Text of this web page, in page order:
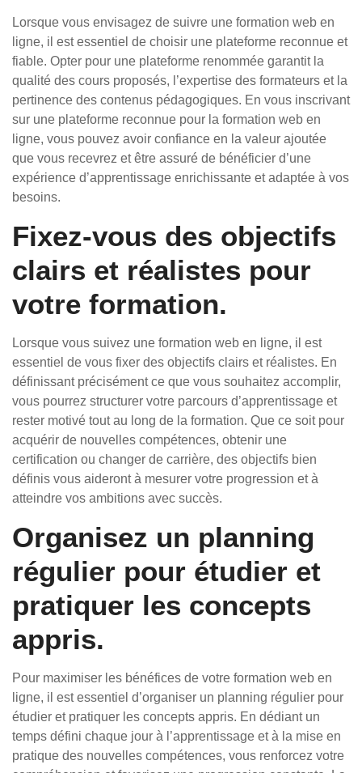
Lorsque vous envisagez de suivre une formation web en
ligne, il est essentiel de choisir une plateforme reconnue et
fiable. Opter pour une plateforme renommée garantit la
qualité des cours proposés, l’expertise des formateurs et la
pertinence des contenus pédagogiques. En vous inscrivant
sur une plateforme reconnue pour la formation web en
ligne, vous pouvez avoir confiance en la valeur ajoutée
que vous recevrez et être assuré de bénéficier d’une
expérience d’apprentissage enrichissante et adaptée à vos
besoins.
Fixez-vous des objectifs
clairs et réalistes pour
votre formation.
Lorsque vous suivez une formation web en ligne, il est
essentiel de vous fixer des objectifs clairs et réalistes. En
définissant précisément ce que vous souhaitez accomplir,
vous pourrez structurer votre parcours d’apprentissage et
rester motivé tout au long de la formation. Que ce soit pour
acquérir de nouvelles compétences, obtenir une
certification ou changer de carrière, des objectifs bien
définis vous aideront à mesurer votre progression et à
atteindre vos ambitions avec succès.
Organisez un planning
régulier pour étudier et
pratiquer les concepts
appris.
Pour maximiser les bénéfices de votre formation web en
ligne, il est essentiel d’organiser un planning régulier pour
étudier et pratiquer les concepts appris. En dédiant un
temps défini chaque jour à l’apprentissage et à la mise en
pratique des nouvelles compétences, vous renforcez votre